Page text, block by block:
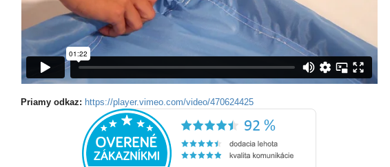
Priamy odkaz: https://player.vimeo.com/video/470624425